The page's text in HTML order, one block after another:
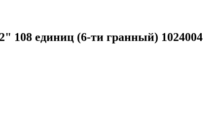
108 единиц (6-ти гранный) 1024004